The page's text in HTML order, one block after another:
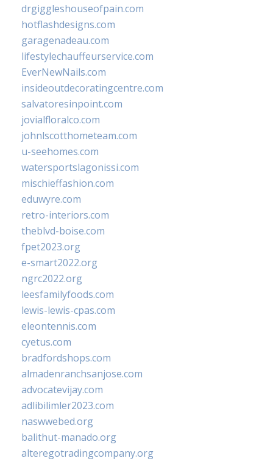
drgiggleshouseofpain.com
hotflashdesigns.com
garagenadeau.com
lifestylechauffeurservice.com
EverNewNails.com
insideoutdecoratingcentre.com
salvatoresinpoint.com
jovialfloralco.com
johnlscotthometeam.com
u-seehomes.com
watersportslagonissi.com
mischieffashion.com
eduwyre.com
retro-interiors.com
theblvd-boise.com
fpet2023.org
e-smart2022.org
ngrc2022.org
leesfamilyfoods.com
lewis-lewis-cpas.com
eleontennis.com
cyetus.com
bradfordshops.com
almadenranchsanjose.com
advocatevijay.com
adlibilimler2023.com
naswwebed.org
balithut-manado.org
alteregotradingcompany.org